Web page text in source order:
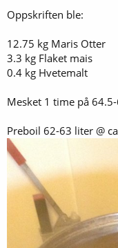
Oppskriften ble:
12.75 kg Maris Otter
3.3 kg Flaket mais
0.4 kg Hvetemalt
Mesket 1 time på
Preboil 62-63 liter @